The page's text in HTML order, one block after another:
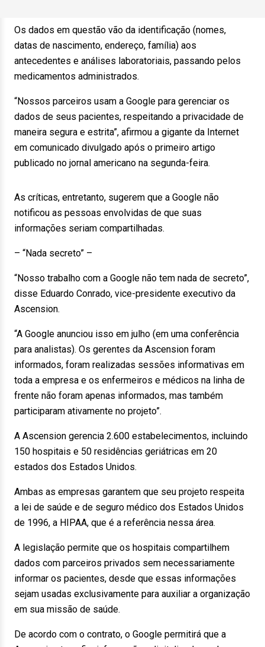
Os dados em questão vão da identificação (nomes,
datas de nascimento, endereço, família) aos
antecedentes e análises laboratoriais, passando pelos
medicamentos administrados.
“Nossos parceiros usam a Google para gerenciar os
dados de seus pacientes, respeitando a privacidade de
maneira segura e estrita”, afirmou a gigante da Internet
em comunicado divulgado após o primeiro artigo
publicado no jornal americano na segunda-feira.
As críticas, entretanto, sugerem que a Google não
notificou as pessoas envolvidas de que suas
informações seriam compartilhadas.
– “Nada secreto” –
“Nosso trabalho com a Google não tem nada de secreto”,
disse Eduardo Conrado, vice-presidente executivo da
Ascension.
“A Google anunciou isso em julho (em uma conferência
para analistas). Os gerentes da Ascension foram
informados, foram realizadas sessões informativas em
toda a empresa e os enfermeiros e médicos na linha de
frente não foram apenas informados, mas também
participaram ativamente no projeto”.
A Ascension gerencia 2.600 estabelecimentos, incluindo
150 hospitais e 50 residências geriátricas em 20
estados dos Estados Unidos.
Ambas as empresas garantem que seu projeto respeita
a lei de saúde e de seguro médico dos Estados Unidos
de 1996, a HIPAA, que é a referência nessa área.
A legislação permite que os hospitais compartilhem
dados com parceiros privados sem necessariamente
informar os pacientes, desde que essas informações
sejam usadas exclusivamente para auxiliar a organização
em sua missão de saúde.
De acordo com o contrato, o Google permitirá que a